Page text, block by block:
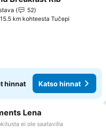
suosikkeihin
52
km kohteesta Tučepi
hinnat Katso hinnat
suosikkeihin
Lena
ei ole saatavilla